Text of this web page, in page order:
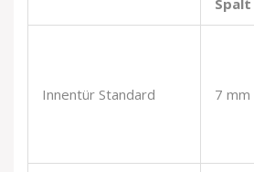
Spalt
Innentür Standard 7 mm